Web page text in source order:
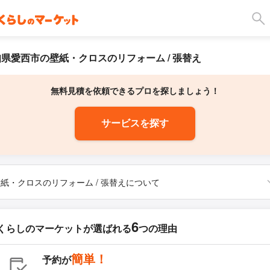
愛西市の壁紙・クロスのリフォーム / 張替え
無料見積を依頼できるプロを探しましょう！
サービスを探す
・クロスのリフォーム / 張替えについて
らしのマーケットが選ばれる6つの理由
予約が簡単！